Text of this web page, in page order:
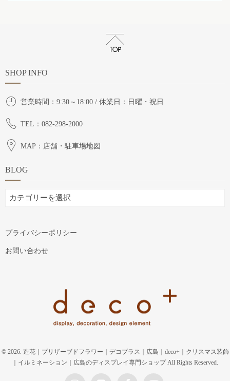
SHOP INFO
営業時間：9:30～18:00 / 休業日：日曜・祝日
TEL：082-298-2000
MAP：店舗・駐車場地図
BLOG
BLOG
プライバシーポリシー
お問い合わせ
© 2026. 造花｜プリザーブドフラワー｜デコプラス｜広島｜deco+｜クリスマス装飾
｜イルミネーション｜広島のディスプレイ専門ショップ All Rights Reserved.